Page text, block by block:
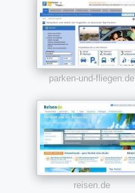
parken-und-fliegen.de
reisen.de